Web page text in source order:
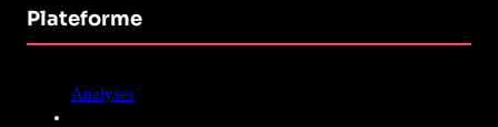
Plateforme
Analyses